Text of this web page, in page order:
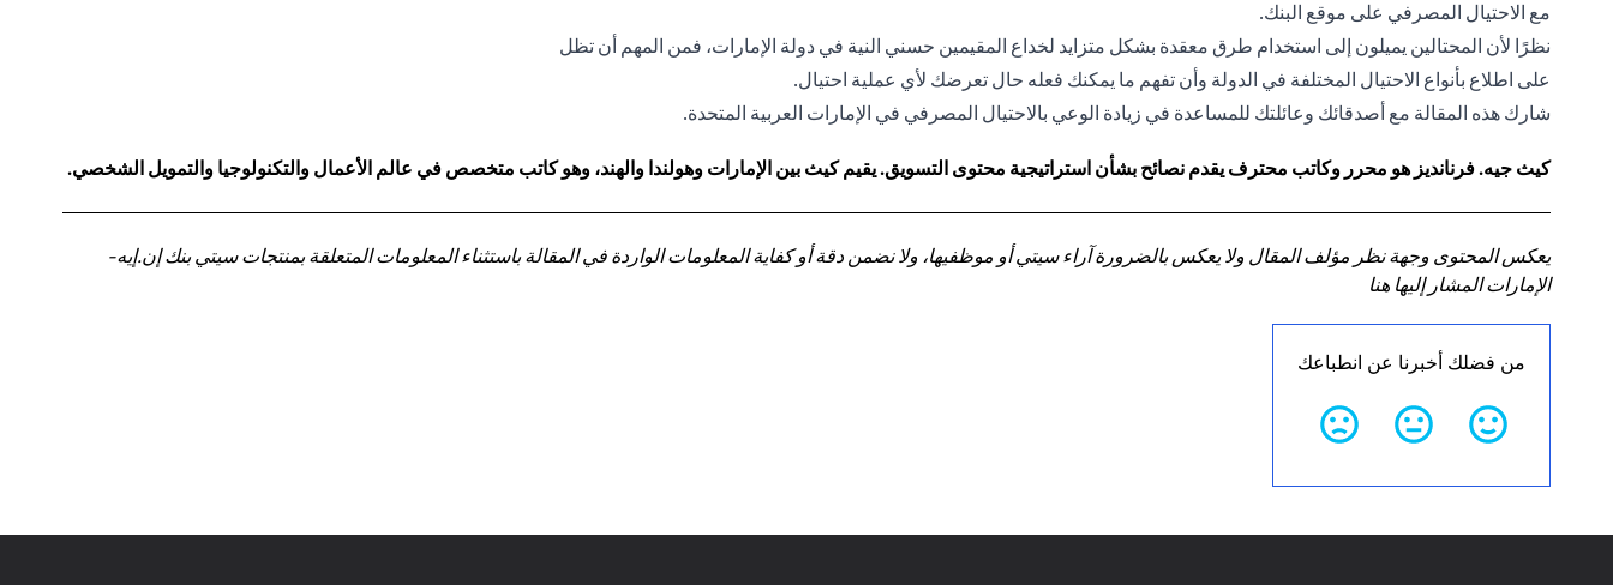
مع الاحتيال المصرفي على موقع البنك.
نظرًا لأن المحتالين يميلون إلى استخدام طرق معقدة بشكل متزايد لخداع المقيمين حسني النية في دولة الإمارات، فمن المهم أن تظل
على اطلاع بأنواع الاحتيال المختلفة في الدولة وأن تفهم ما يمكنك فعله حال تعرضك لأي عملية احتيال.
شارك هذه المقالة مع أصدقائك وعائلتك للمساعدة في زيادة الوعي بالاحتيال المصرفي في الإمارات العربية المتحدة.
كيث جيه. فرنانديز هو محرر وكاتب محترف يقدم نصائح بشأن استراتيجية محتوى التسويق. يقيم كيث بين الإمارات وهولندا والهند، وهو كاتب متخصص في عالم الأعمال والتكنولوجيا والتمويل الشخصي.
يعكس المحتوى وجهة نظر مؤلف المقال ولا يعكس بالضرورة آراء سيتي أو موظفيها، ولا نضمن دقة أو كفاية المعلومات الواردة في المقالة باستثناء المعلومات المتعلقة بمنتجات سيتي بنك إن.إيه-
الإمارات المشار إليها هنا
من فضلك أخبرنا عن انطباعك